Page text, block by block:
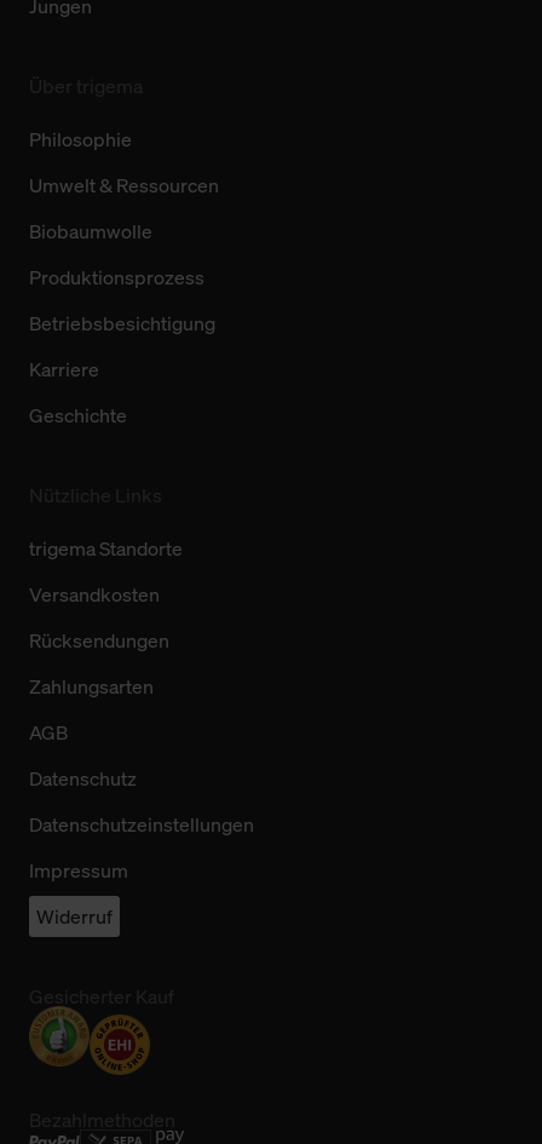
Jungen
Philosophie
Umwelt & Ressourcen
Biobaumwolle
Produktionsprozess
Betriebsbesichtigung
Karriere
Geschichte
trigema Standorte
Versandkosten
Rücksendungen
Zahlungsarten
AGB
Datenschutz
Datenschutzeinstellungen
Impressum
Widerruf